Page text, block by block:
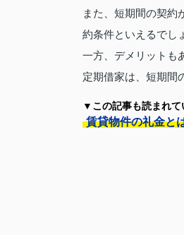
また、短期間の契約
約条件といえるでし
一方、デメリットも
定期借家は、短期間
▼この記事も読まれて
賃貸物件の礼金と